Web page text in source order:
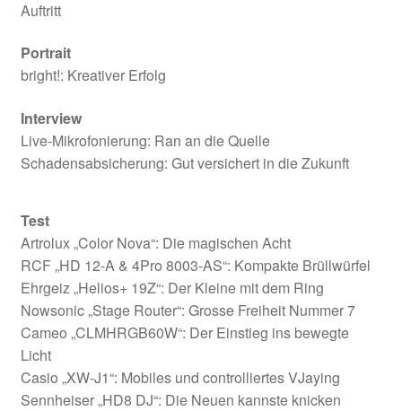
Auftritt
Portrait
bright!: Kreativer Erfolg
Interview
Live-Mikrofonierung: Ran an die Quelle
Schadensabsicherung: Gut versichert in die Zukunft
Test
Artrolux „Color Nova“: Die magischen Acht
RCF „HD 12-A & 4Pro 8003-AS“: Kompakte Brüllwürfel
Ehrgeiz „Helios+ 19Z“: Der Kleine mit dem Ring
Nowsonic „Stage Router“: Grosse Freiheit Nummer 7
Cameo „CLMHRGB60W“: Der Einstieg ins bewegte
Licht
Casio „XW-J1“: Mobiles und controlliertes VJaying
Sennheiser „HD8 DJ“: Die Neuen kannste knicken